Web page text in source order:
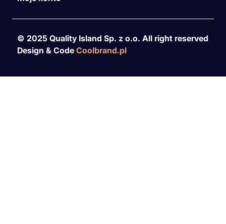
© 2025 Quality Island Sp. z o.o. All right reserved
Design & Code Coolbrand.pl